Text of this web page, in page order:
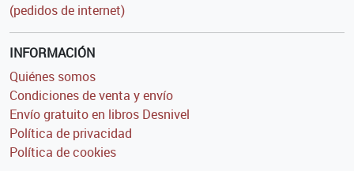
(pedidos de internet)
INFORMACIÓN
Quiénes somos
Condiciones de venta y envío
Envío gratuito en libros Desnivel
Política de privacidad
Política de cookies